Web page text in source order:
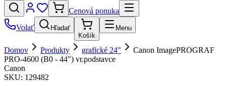
Cenová ponuka
Volať
Hľadať
Košík
Menu
Domov Produkty grafické 24"
Canon ImagePROGRAF
PRO-4600 (B0 - 44") vr.podstavce
Canon
SKU: 129482